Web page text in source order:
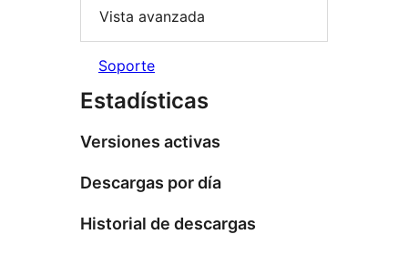
Vista avanzada
Soporte
Estadísticas
Versiones activas
Descargas por día
Historial de descargas